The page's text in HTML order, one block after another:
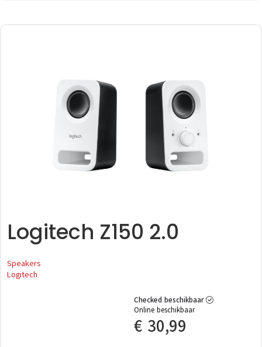
Logitech Z150 2.0
Speakers
Logitech
Checked beschikbaar
Online beschikbaar
€ 30,99